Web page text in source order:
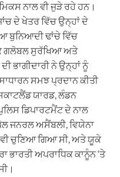
ਨਾਲ ਵੀ ਜੁੜੇ ਰਹੇ ਹਨ।
ਦੇ ਖੇਤਰ ਵਿੱਚ ਉਨ੍ਹਾਂ ਦੇ
ਬੁਨਿਆਦੀ ਢਾਂਚੇ ਵਿੱਚ
ਗਲੋਬਲ ਸੁਰੱਖਿਆ ਅਤੇ
ਭਾਗੀਦਾਰੀ ਨੇ ਉਨ੍ਹਾਂ ਨੂੰ
ਸਮਝ ਪ੍ਰਦਾਨ ਕੀਤੀ
ਯਾਰਡ, ਲੰਡਨ
ਡਿਪਾਰਟਮੈਂਟ ਦੇ ਨਾਲ
ਜਨਰਲ ਅਸੈਂਬਲੀ, ਵਿਯੇਨਾ
ਚੁਣਿਆ ਗਿਆ ਸੀ, ਅਤੇ ਯੂਕੇ
ਅਪਰਾਧਿਕ ਕਾਨੂੰਨ ‘ਤੇ